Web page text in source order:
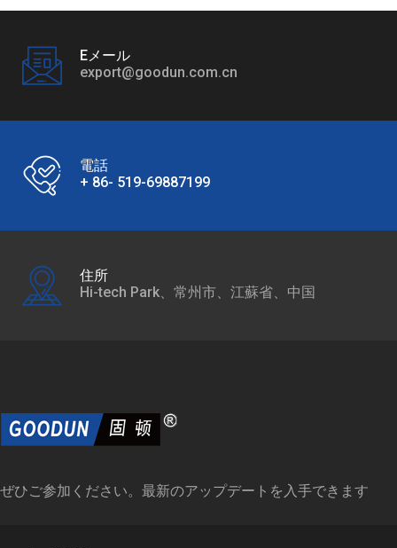
Eメール
export@goodun.com.cn
電話
+ 86- 519-69887199
住所
Hi-tech Park、常州市、江蘇省、中国
ぜひご参加ください。最新のアップデートを入手できます